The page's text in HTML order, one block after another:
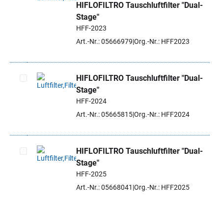
Artikel auswählen
HIFLOFILTRO Tauschluftfilter "Dual-
Stage"
HFF-2023
Art.-Nr.: 05666979 Org.-Nr.: HFF2023
Artikel auswählen
HIFLOFILTRO Tauschluftfilter "Dual-
Stage"
HFF-2024
Art.-Nr.: 05665815Org.-Nr.: HFF2024
Artikel auswählen
HIFLOFILTRO Tauschluftfilter "Dual-
Stage"
HFF-2025
Art.-Nr.: 05668041 Org.-Nr.: HFF2025